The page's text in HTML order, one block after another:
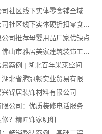
河南零百味供应链有限公司社区线下实体零食铺全域盈利
河南零百味供应链有限公司社区线下实体硬折扣零食铺全域盈利
司推荐母婴用品厂家优缺点
锦居装饰材料有限公司
公司：优质装修电话服务
？精匠饰家明细